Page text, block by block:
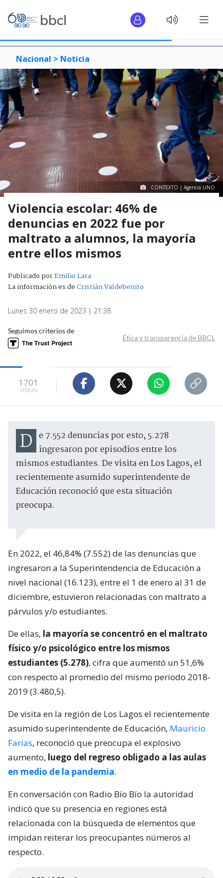
Nacional > Noticia
CONTEXTO | Agencia UNO
Violencia escolar: 46% de
denuncias en 2022 fue por
maltrato a alumnos, la mayoría
entre ellos mismos
Publicado porEmilio Lara
La información es deCristián Valdebenito
Lunes 30 enero de 2023 | 21:38
Seguimos criterios de
Ética y transparencia de BBCL
1701
visitas
De 7.552 denuncias por esto, 5.278 ingresaron por episodios entre los
mismos estudiantes. De visita en Los Lagos, el
recientemente asumido superintendente de
Educación reconoció que esta situación
preocupa.
En 2022, el 46,84% (7.552) de las denuncias que
ingresaron a la Superintendencia de Educación a
nivel nacional (16.123), entre el 1 de enero al 31 de
diciembre, estuvieron relacionadas con maltrato a
párvulos y/o estudiantes.
De ellas, la mayoría se concentró en el maltrato
físico y/o psicológico entre los mismos
estudiantes (5.278), cifra que aumentó un 51,6%
con respecto al promedio del mismo periodo 2018-
2019 (3.480,5).
De visita en la región de Los Lagos el recientemente
asumido superintendente de Educación, Mauricio
Farías, reconoció que preocupa el explosivo
aumento, luego del regreso obligado a las aulas
en medio de la pandemia.
En conversación con Radio Bío Bío la autoridad
indicó que su presencia en regiones está
relacionada con la búsqueda de elementos que
impidan reiterar los preocupantes números al
respecto.